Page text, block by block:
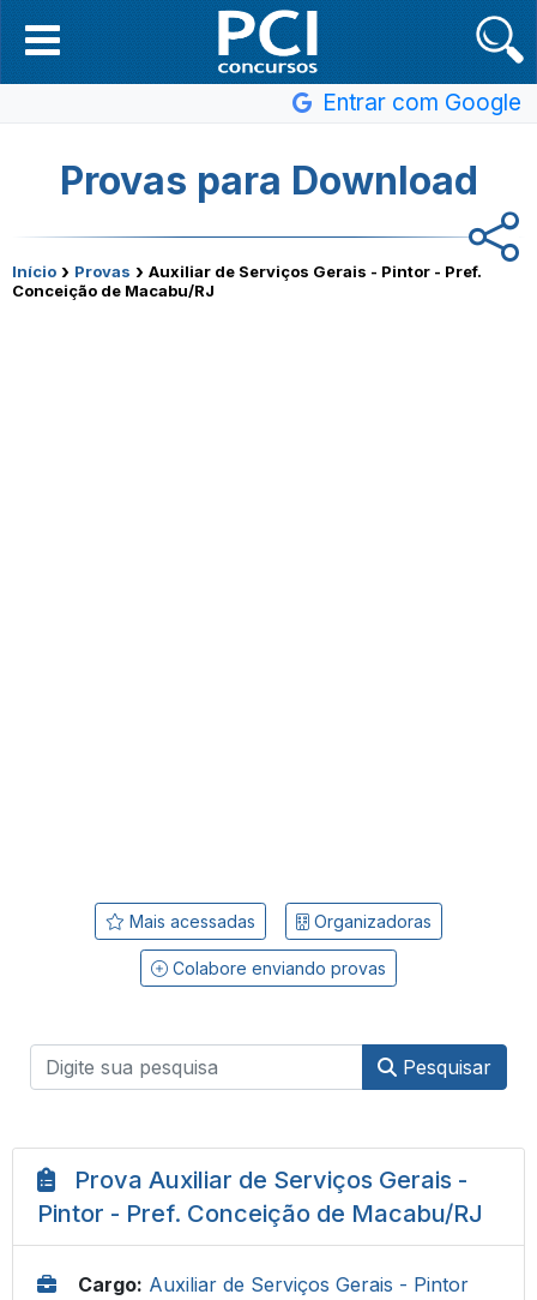
Entrar com Google
Provas para Download
Início › Provas › Auxiliar de Serviços Gerais - Pintor - Pref.
Conceição de Macabu/RJ
Mais acessadas Organizadoras
Colabore enviando provas
Pesquisar
Prova Auxiliar de Serviços Gerais -
Pintor - Pref. Conceição de Macabu/RJ
Cargo: Auxiliar de Serviços Gerais - Pintor